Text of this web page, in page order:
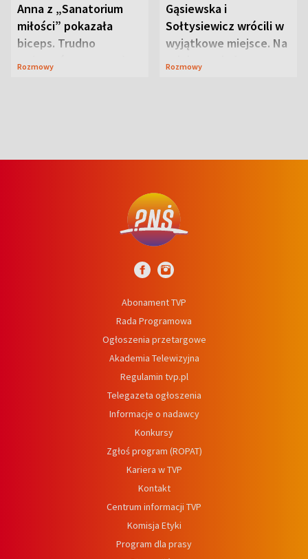
Anna z „Sanatorium
miłości” pokazała
biceps. Trudno
uwierzyć, co przeszła
Rozmowy
Gąsiewska i
Sołtysiewicz wrócili w
wyjątkowe miejsce. Na
szlaku czekał
Rozmowy
Abonament TVP
Rada Programowa
Ogłoszenia przetargowe
Akademia Telewizyjna
Regulamin tvp.pl
Telegazeta ogłoszenia
Informacje o nadawcy
Konkursy
Zgłoś program (ROPAT)
Kariera w TVP
Kontakt
Centrum informacji TVP
Komisja Etyki
Program dla prasy